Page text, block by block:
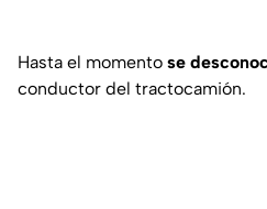
Hasta el momento se
conductor del tractocamión.